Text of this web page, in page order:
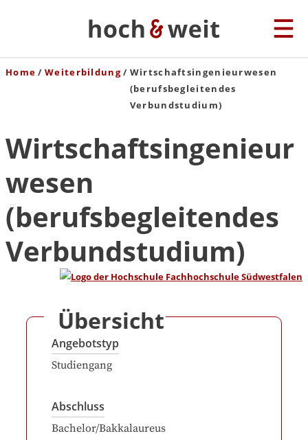
Home Weiterbildung
Wirtschaftsingenieurwesen
(berufsbegleitendes
Verbundstudium)
Wirtschaftsingenieur
wesen
(berufsbegleitendes
Verbundstudium)
Übersicht
Angebotstyp
Studiengang
Abschluss
Bachelor/Bakkalaureus